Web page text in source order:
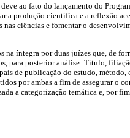
ao fato do lançamento do
produção científica e a reflexão
ciências e fomentar o
íntegra por duas juízes que, de
para posterior análise: Título,
de publicação do estudo,
por ambas a fim de assegurar o
a categorização temática e, por